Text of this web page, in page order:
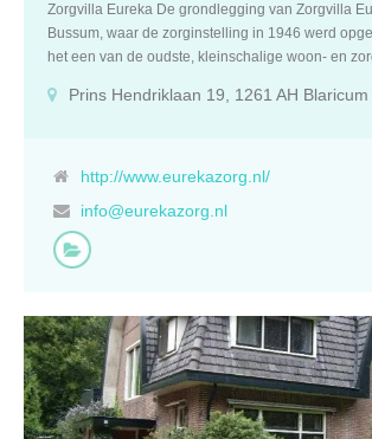
Zorgvilla Eureka De grondlegging van Zorgvilla
Bussum, waar de zorginstelling in 1946 werd
het een van de oudste, kleinschalige woon- en
Blaricum. Zorgvilla Eureka is een particuliere
herstellende zijn. De zorgvilla werkt met een vast,
vanzelfsprekend samen met kennis, privacy,
inwilligen van wensen. Er is veel ruimte voor
op cultureel en maatschappelijk vlak. De villa
meerdere terrassen en een verwarmd zwembad,
van 1 mei tot 1 september. Voor meer informatie
www.eurekazorg.nl
Prins Hendriklaan 19, 1261 AH Blaricum
http://www.eurekazorg.nl/
info@eurekazorg.nl